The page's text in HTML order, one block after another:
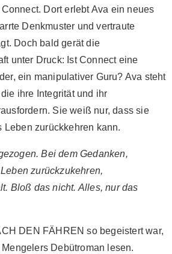
Dort erlebt Ava ein neues
Denkmuster und vertraute
Doch bald gerät die
unter Druck: Ist Connect eine
ein manipulativer Guru? Ava steht
ihre Integrität und ihr
Sie weiß nur, dass sie
Leben zurückkehren kann.
Bei dem Gedanken,
zurückzukehren,
Bloß das nicht. Alles, nur das
DEN FÄHREN so begeistert war,
Debütroman lesen.